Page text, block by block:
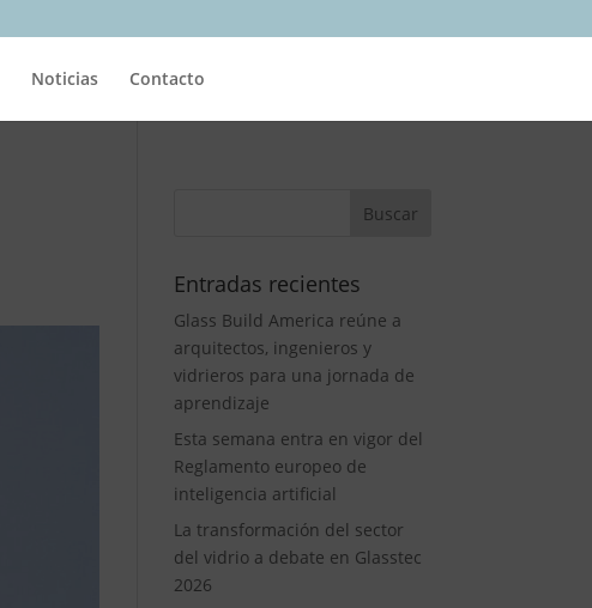
Noticias Contacto
Entradas recientes
Glass Build America reúne a
arquitectos, ingenieros y
vidrieros para una jornada de
aprendizaje
Esta semana entra en vigor del
Reglamento europeo de
inteligencia artificial
La transformación del sector
del vidrio a debate en Glasstec
2026